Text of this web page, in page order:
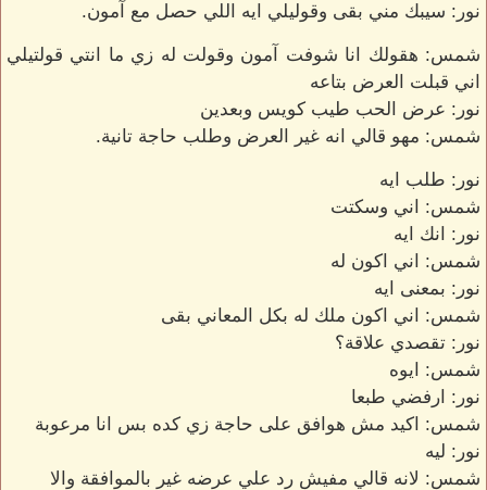
نور: سيبك مني بقى وقوليلي ايه اللي حصل مع آمون.
شمس: هقولك انا شوفت آمون وقولت له زي ما انتي قولتيلي
اني قبلت العرض بتاعه
نور: عرض الحب طيب كويس وبعدين
شمس: مهو قالي انه غير العرض وطلب حاجة تانية.
نور: طلب ايه
شمس: اني وسكتت
نور: انك ايه
شمس: اني اكون له
نور: بمعنى ايه
شمس: اني اكون ملك له بكل المعاني بقى
نور: تقصدي علاقة؟
شمس: ايوه
نور: ارفضي طبعا
شمس: اكيد مش هوافق على حاجة زي كده بس انا مرعوبة
نور: ليه
شمس: لانه قالي مفيش رد علي عرضه غير بالموافقة والا